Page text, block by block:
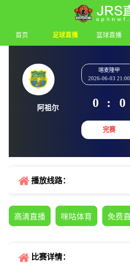
首页 足球直播 篮球直播
喀
0
播放线路：
高清直播 咪咕体育 免费
比赛详情：